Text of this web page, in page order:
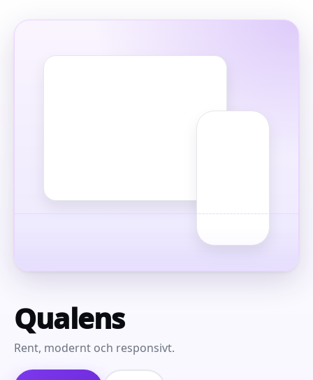
Qualens
Rent, modernt och responsivt.